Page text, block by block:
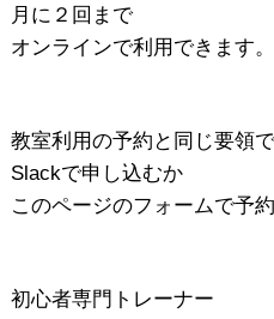
月に２回まで
オンラインで利用できます。
教室利用の予約と同じ要領で
Slackで申し込むか
このページのフォームで予
初心者専門トレーナー